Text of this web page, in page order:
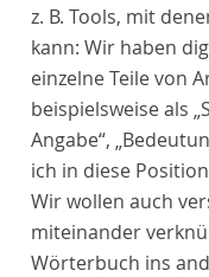
z. B. Tools, mit
kann: Wir haben
einzelne Teile von
beispielsweise als
Angabe“,
ich in diese
Wir wollen auch
miteinander
Wörterbuch ins